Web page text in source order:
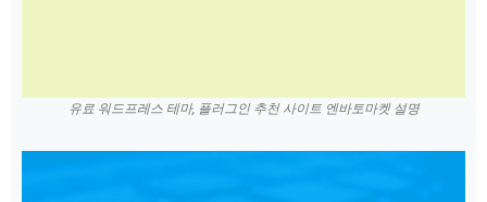
유료 워드프레스 테마, 플러그인 추천 사이트 엔바토마켓 설명